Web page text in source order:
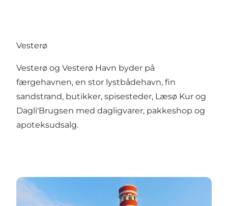
Vesterø
Vesterø og Vesterø Havn byder på
færgehavnen, en stor lystbådehavn, fin
sandstrand, butikker, spisesteder, Læsø Kur og
Dagli'Brugsen med dagligvarer, pakkeshop og
apoteksudsalg.